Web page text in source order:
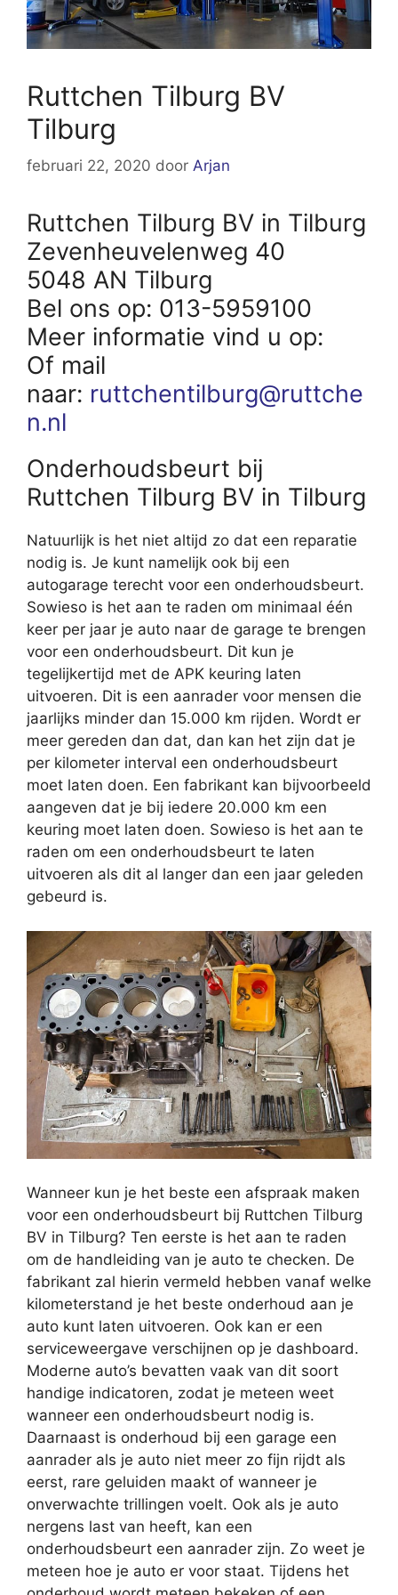
Ruttchen Tilburg BV
Tilburg
februari 22, 2020 door Arjan
Ruttchen Tilburg BV in Tilburg
Zevenheuvelenweg 40
5048 AN Tilburg
Bel ons op: 013-5959100
Meer informatie vind u op:
Of mail
naar: ruttchentilburg@ruttche
n.nl
Onderhoudsbeurt bij
Ruttchen Tilburg BV in Tilburg
Natuurlijk is het niet altijd zo dat een reparatie
nodig is. Je kunt namelijk ook bij een
autogarage terecht voor een onderhoudsbeurt.
Sowieso is het aan te raden om minimaal één
keer per jaar je auto naar de garage te brengen
voor een onderhoudsbeurt. Dit kun je
tegelijkertijd met de APK keuring laten
uitvoeren. Dit is een aanrader voor mensen die
jaarlijks minder dan 15.000 km rijden. Wordt er
meer gereden dan dat, dan kan het zijn dat je
per kilometer interval een onderhoudsbeurt
moet laten doen. Een fabrikant kan bijvoorbeeld
aangeven dat je bij iedere 20.000 km een
keuring moet laten doen. Sowieso is het aan te
raden om een onderhoudsbeurt te laten
uitvoeren als dit al langer dan een jaar geleden
gebeurd is.
Wanneer kun je het beste een afspraak maken
voor een onderhoudsbeurt bij Ruttchen Tilburg
BV in Tilburg? Ten eerste is het aan te raden
om de handleiding van je auto te checken. De
fabrikant zal hierin vermeld hebben vanaf welke
kilometerstand je het beste onderhoud aan je
auto kunt laten uitvoeren. Ook kan er een
serviceweergave verschijnen op je dashboard.
Moderne auto’s bevatten vaak van dit soort
handige indicatoren, zodat je meteen weet
wanneer een onderhoudsbeurt nodig is.
Daarnaast is onderhoud bij een garage een
aanrader als je auto niet meer zo fijn rijdt als
eerst, rare geluiden maakt of wanneer je
onverwachte trillingen voelt. Ook als je auto
nergens last van heeft, kan een
onderhoudsbeurt een aanrader zijn. Zo weet je
meteen hoe je auto er voor staat. Tijdens het